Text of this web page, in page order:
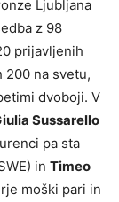
Ljubljana
z 98
prijavljenih
na svetu,
dvoboji. V
Sussarello
pa sta
in Timeo
moški pari in